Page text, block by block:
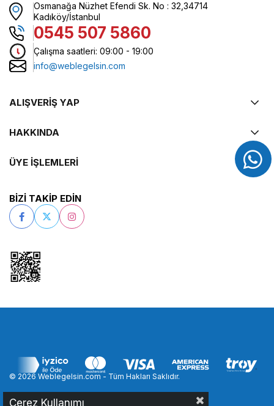
Osmanağa Nüzhet Efendi Sk. No : 32,34714
Kadıköy/İstanbul
0545 507 5860
Çalışma saatleri: 09:00 - 19:00
info@weblegelsin.com
ALIŞVERİŞ YAP
HAKKINDA
ÜYE İŞLEMLERİ
BİZİ TAKİP EDİN
© 2026 Weblegelsin.com - Tüm Hakları Saklıdır.
Çerez Kullanımı